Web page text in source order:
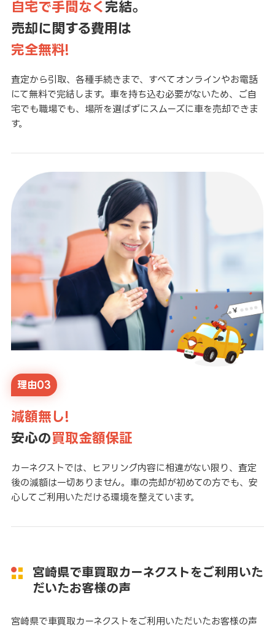
自宅で手間なく 完結。
売却に関する費用は
完全無料!
査定から引取、各種手続きまで、すべてオンラインやお電話
にて無料で完結します。車を持ち込む必要がないため、ご自
宅でも職場でも、場所を選ばずにスムーズに車を売却できま
す。
理由03
減額無し!
安心の買取金額保証
カーネクストでは、ヒアリング内容に相違がない限り、査定
後の減額は一切ありません。車の売却が初めての方でも、安
心してご利用いただける環境を整えています。
宮崎県で車買取カーネクストをご利用いた
だいたお客様の声
宮崎県で車買取カーネクストをご利用いただいたお客様の声